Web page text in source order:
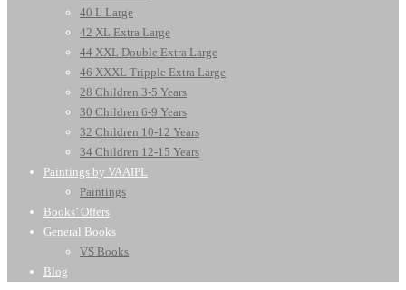
40 L Large
42 XL Extra Large
44 XXL Double Extra Large
46 XXXL Tripple Extra Large
28 Children 3-5 Years
30 Children 6-9 Years
32 Children 10-12 Years
34 Children 12-15 Years
Paintings by VAAIPL
Paintings
Books’ Offers
General Books
VS Books
Blog